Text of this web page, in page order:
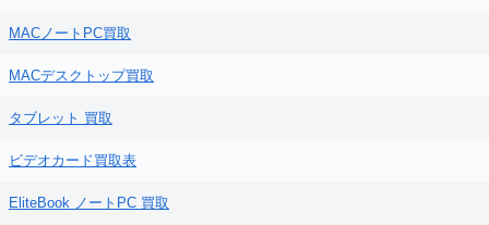
MACノートPC買取
MACデスクトップ買取
タブレット 買取
ビデオカード買取表
EliteBook ノートPC 買取